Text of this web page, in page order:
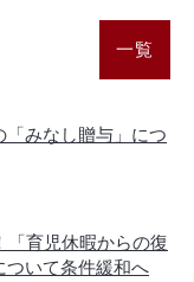
報が登録されまし
一覧
みなし贈与」につ
「育児休暇からの復
ついて条件緩和へ